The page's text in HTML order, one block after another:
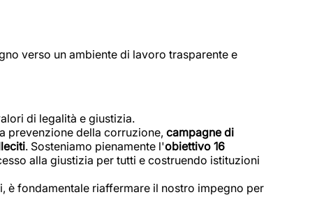
verso un ambiente di lavoro trasparente e
di legalità e giustizia.
prevenzione della corruzione, campagne di
. Sosteniamo pienamente l'obiettivo 16
alla giustizia per tutti e costruendo istituzioni
è fondamentale riaffermare il nostro impegno per